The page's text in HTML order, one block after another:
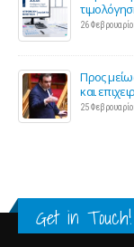
26
Προς
και
25
Get in Touch!